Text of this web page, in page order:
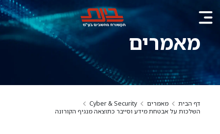
מאמרים
דף הבית מאמרים
Cyber & Security
השלכות על אבטחת מידע וסייבר כתוצאה מנגיף הקורונה